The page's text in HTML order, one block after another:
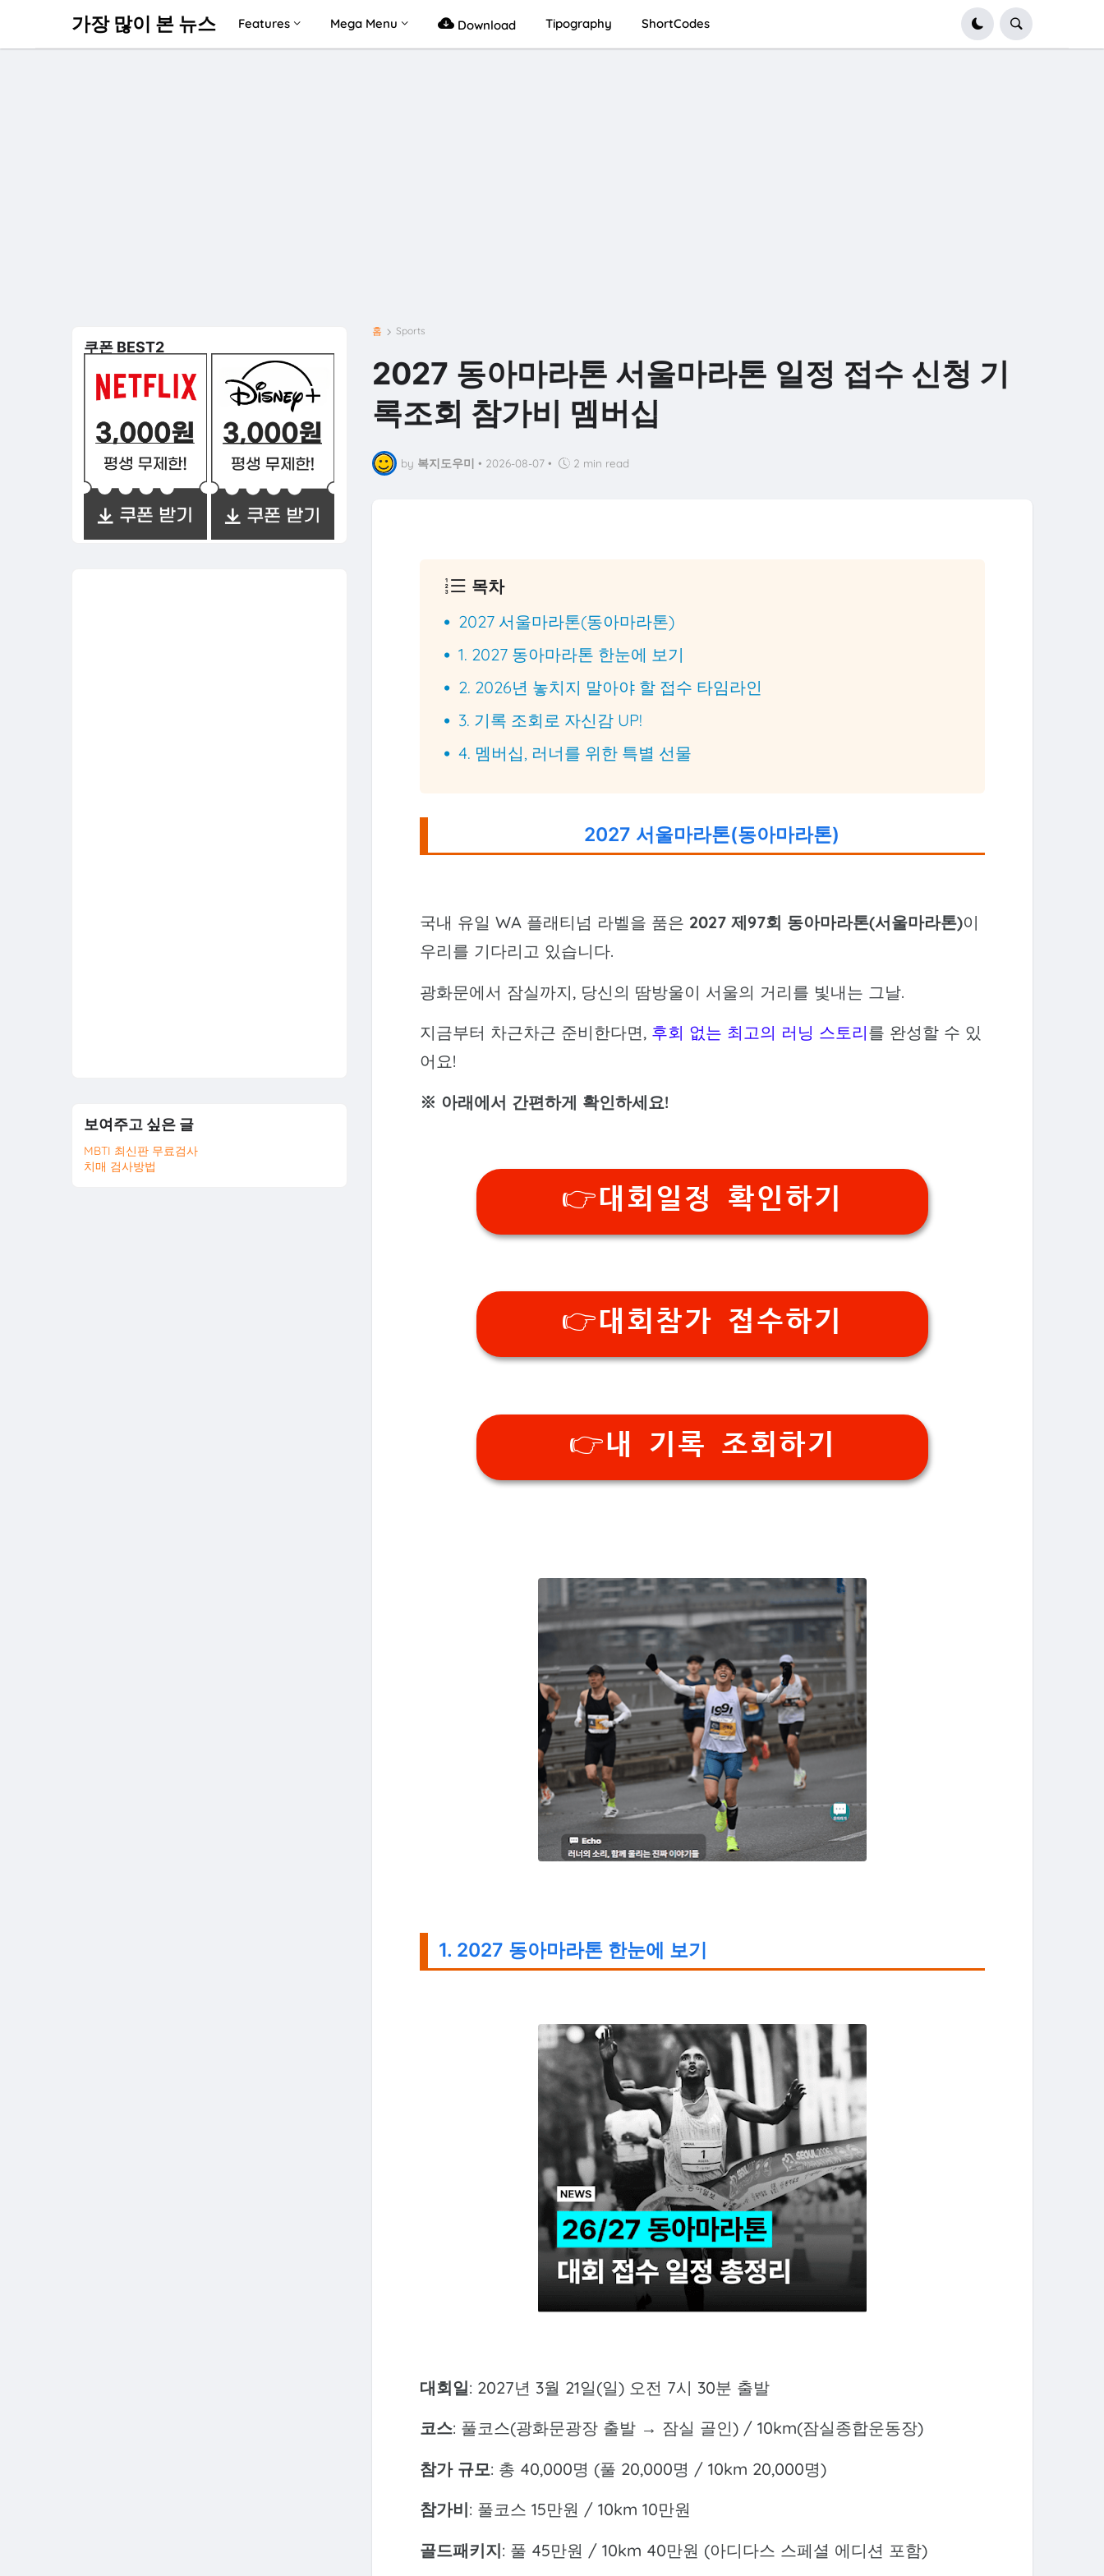
가장 많이 본 뉴스 Features Mega Menu Download Tipography ShortCodes
홈 Sports
2027 동아마라톤 서울마라톤 일정 접수 신청 기
록조회 참가비 멤버십
by 복지도우미 • 2026-08-07 • 2 min read
목차
2027 서울마라톤(동아마라톤)
1. 2027 동아마라톤 한눈에 보기
2. 2026년 놓치지 말아야 할 접수 타임라인
3. 기록 조회로 자신감 UP!
4. 멤버십, 러너를 위한 특별 선물
2027 서울마라톤(동아마라톤)
국내 유일 WA 플래티넘 라벨을 품은 2027 제97회 동아마라톤(서울마라톤)이
우리를 기다리고 있습니다.
광화문에서 잠실까지, 당신의 땀방울이 서울의 거리를 빛내는 그날.
지금부터 차근차근 준비한다면, 후회 없는 최고의 러닝 스토리를 완성할 수 있
어요!
※ 아래에서 간편하게 확인하세요!
👉대회일정 확인하기
👉대회참가 접수하기
👉내 기록 조회하기
1. 2027 동아마라톤 한눈에 보기
대회일: 2027년 3월 21일(일) 오전 7시 30분 출발
코스: 풀코스(광화문광장 출발 → 잠실 골인) / 10km(잠실종합운동장)
참가 규모: 총 40,000명 (풀 20,000명 / 10km 20,000명)
참가비: 풀코스 15만원 / 10km 10만원
골드패키지: 풀 45만원 / 10km 40만원 (아디다스 스페셜 에디션 포함)
쿠폰 BEST2
보여주고 싶은 글
MBTI 최신판 무료검사
치매 검사방법